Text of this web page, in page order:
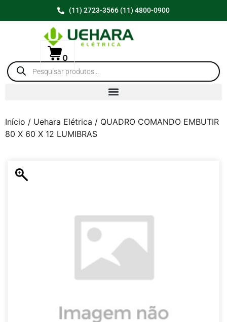
(11) 2723-3566 (11) 4800-0900
0
Início / Uehara Elétrica / QUADRO COMANDO EMBUTIR
80 X 60 X 12 LUMIBRAS